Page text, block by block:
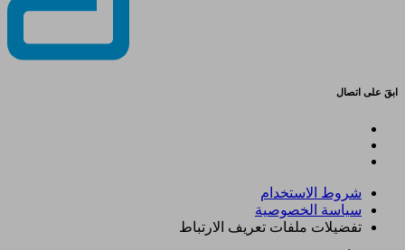
ابقَ على اتصال
شروط الاستخدام
سياسة الخصوصية
تفضيلات ملفات تعريف الارتباط